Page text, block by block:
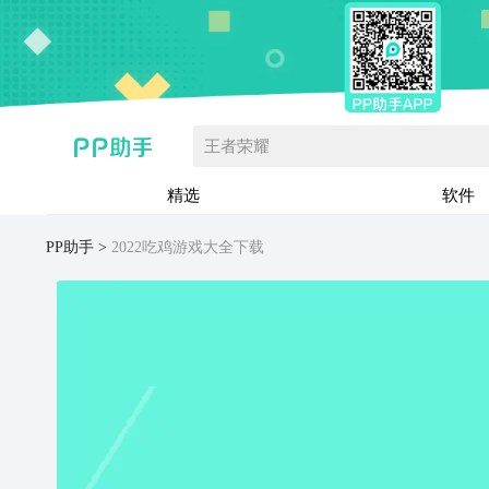
王者荣耀
精选 软件
PP助手 2022吃鸡游戏大全下载